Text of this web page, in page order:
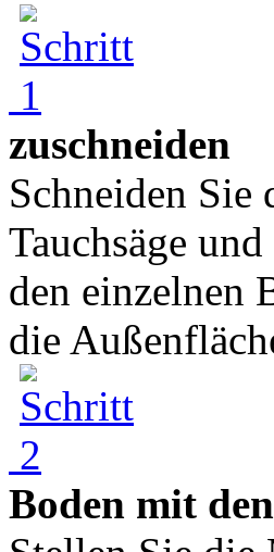
zuschneiden
Schneiden
Tauchsäge
den einzelnen
die
Boden mit